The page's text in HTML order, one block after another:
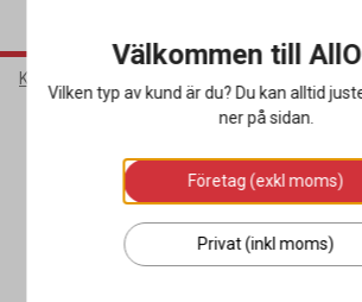
Kök & Servering
Välkommen till
Vilken typ av kund är du? Du kan alltid
ner på sidan.
Företag (exkl moms)
Privat (inkl moms)